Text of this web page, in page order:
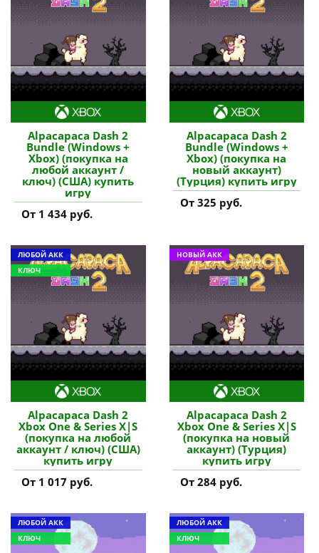
Alpacapaca Dash 2
Bundle (Windows +
Xbox) (покупка на
любой аккаунт /
ключ) (США) купить
игру
От 1 434 руб.
Alpacapaca Dash 2
Bundle (Windows +
Xbox) (покупка на
новый аккаунт)
(Турция) купить игру
От 325 руб.
ЛЮБОЙ АКК
КЛЮЧ
Alpacapaca Dash 2
Xbox One & Series X|S
(покупка на любой
аккаунт / ключ) (США)
купить игру
От 1 017 руб.
НОВЫЙ АКК
Alpacapaca Dash 2
Xbox One & Series X|S
(покупка на новый
аккаунт) (Турция)
купить игру
От 284 руб.
ЛЮБОЙ АКК
КЛЮЧ
ЛЮБОЙ АКК
КЛЮЧ